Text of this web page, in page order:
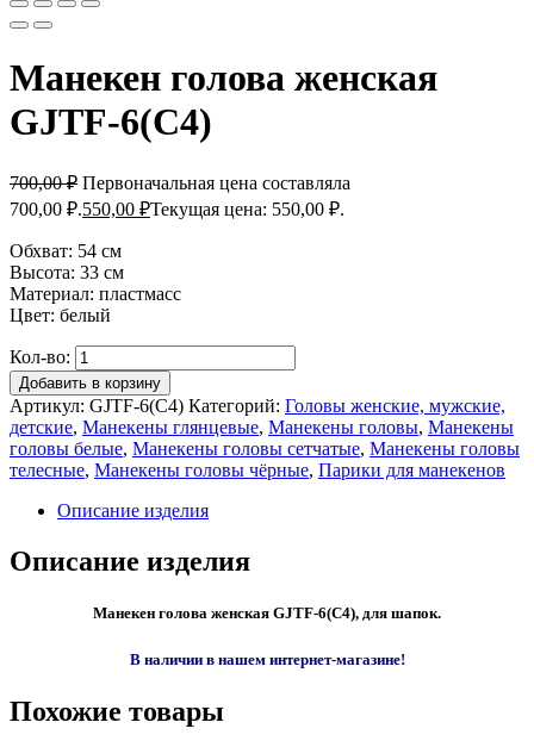
Манекен голова женская
GJTF-6(C4)
700,00₽ Первоначальная цена составляла
700,00 ₽.550,00 ₽Текущая цена: 550,00 ₽.
Обхват: 54 см
Высота: 33 см
Материал: пластмасс
Цвет: белый
Кол-во:
Добавить в корзину
Артикул: GJTF-6(C4) Категорий: Головы женские, мужские,
детские, Манекены глянцевые, Манекены головы, Манекены
головы белые, Манекены головы сетчатые, Манекены головы
телесные, Манекены головы чёрные, Парики для манекенов
Описание изделия
Описание изделия
Манекен голова женская GJTF-6(C4), для шапок.
В наличии в нашем интернет-магазине!
Похожие товары